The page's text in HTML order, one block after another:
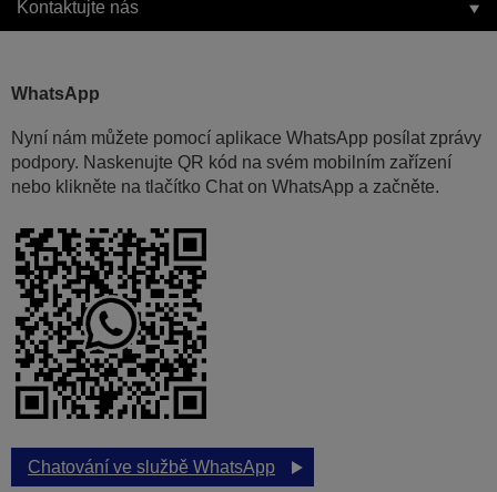
Kontaktujte nás
WhatsApp
Nyní nám můžete pomocí aplikace WhatsApp posílat zprávy
podpory. Naskenujte QR kód na svém mobilním zařízení
nebo klikněte na tlačítko Chat on WhatsApp a začněte.
Chatování ve službě WhatsApp